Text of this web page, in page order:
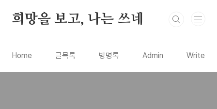
희망을 보고, 나는 쓰네
Home 글목록 방명록 Admin Write